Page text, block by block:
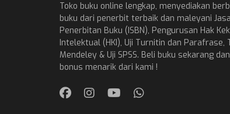
Toko buku online lengkap, menyediakan
buku dari penerbit terbaik dan maleyani Jasa
Penerbitan Buku (ISBN), Pengurusan Hak
Intelektual (HKI), Uji Turnitin dan Parafrase,
Mendeley & Uji SPSS. Beli buku sekarang
bonus menarik dari kami !